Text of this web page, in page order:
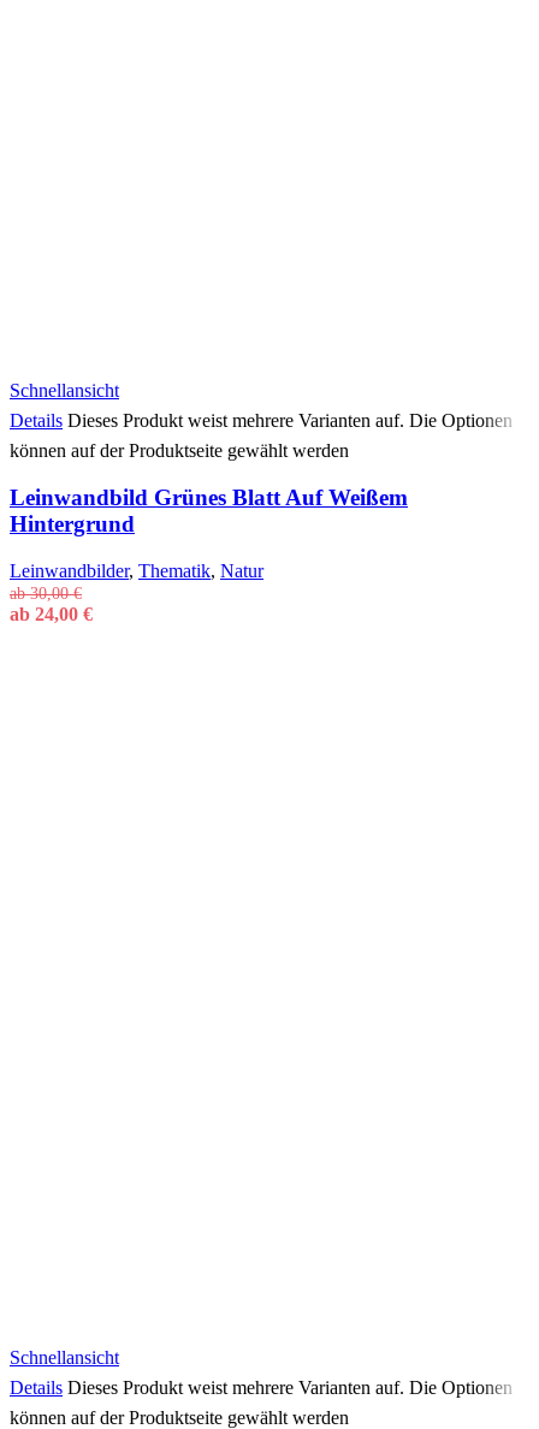
Schnellansicht
Details Dieses Produkt weist mehrere Varianten auf. Die Optionen
können auf der Produktseite gewählt werden
Leinwandbild Grünes Blatt Auf Weißem
Hintergrund
Leinwandbilder, Thematik, Natur
ab30,00€
ab 24,00 €
Schnellansicht
Details Dieses Produkt weist mehrere Varianten auf. Die Optionen
können auf der Produktseite gewählt werden